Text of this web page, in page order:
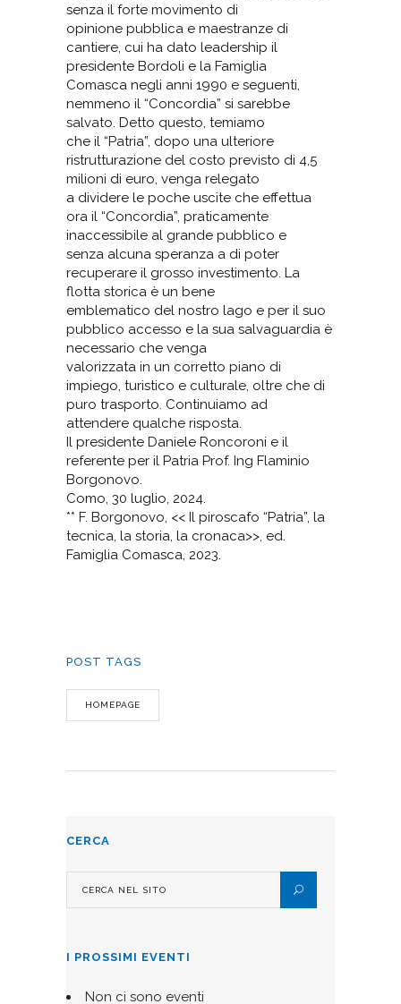
senza il forte movimento di
opinione pubblica e maestranze di
cantiere, cui ha dato leadership il
presidente Bordoli e la Famiglia
Comasca negli anni 1990 e seguenti,
nemmeno il “Concordia” si sarebbe
salvato. Detto questo, temiamo
che il “Patria”, dopo una ulteriore
ristrutturazione del costo previsto di 4,5
milioni di euro, venga relegato
a dividere le poche uscite che effettua
ora il “Concordia”, praticamente
inaccessibile al grande pubblico e
senza alcuna speranza a di poter
recuperare il grosso investimento. La
flotta storica è un bene
emblematico del nostro lago e per il suo
pubblico accesso e la sua salvaguardia è
necessario che venga
valorizzata in un corretto piano di
impiego, turistico e culturale, oltre che di
puro trasporto. Continuiamo ad
attendere qualche risposta.
Il presidente Daniele Roncoroni e il
referente per il Patria Prof. Ing Flaminio
Borgonovo.
Como, 30 luglio, 2024.
** F. Borgonovo, << Il piroscafo “Patria”, la
tecnica, la storia, la cronaca>>, ed.
Famiglia Comasca, 2023.
POST TAGS
HOMEPAGE
CERCA
I PROSSIMI EVENTI
Non ci sono eventi